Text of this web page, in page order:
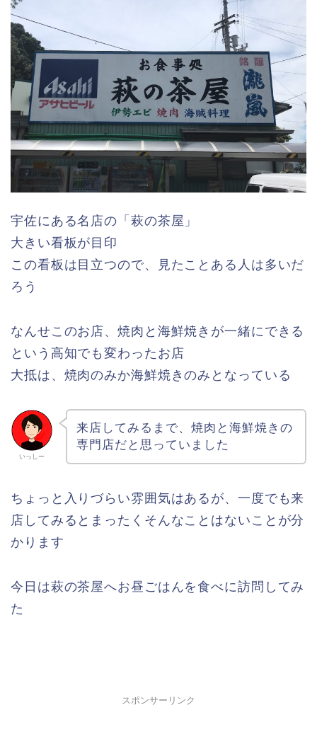
宇佐にある名店の「萩の茶屋」
大きい看板が目印
この看板は目立つので、見たことある人は多いだ
ろう
なんせこのお店、焼肉と海鮮焼きが一緒にできる
という高知でも変わったお店
大抵は、焼肉のみか海鮮焼きのみとなっている
いっしー
来店してみるまで、焼肉と海鮮焼きの
専門店だと思っていました
ちょっと入りづらい雰囲気はあるが、一度でも来
店してみるとまったくそんなことはないことが分
かります
今日は萩の茶屋へお昼ごはんを食べに訪問してみ
た
スポンサーリンク